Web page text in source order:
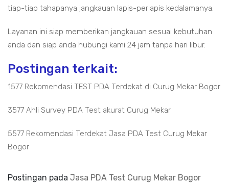
tiap-tiap tahapanya jangkauan lapis-perlapis kedalamanya.
Layanan ini siap memberikan jangkauan sesuai kebutuhan
anda dan siap anda hubungi kami 24 jam tanpa hari libur.
Postingan terkait:
1577 Rekomendasi TEST PDA Terdekat di Curug Mekar Bogor
3577 Ahli Survey PDA Test akurat Curug Mekar
5577 Rekomendasi Terdekat Jasa PDA Test Curug Mekar
Bogor
Postingan pada Jasa PDA Test Curug Mekar Bogor